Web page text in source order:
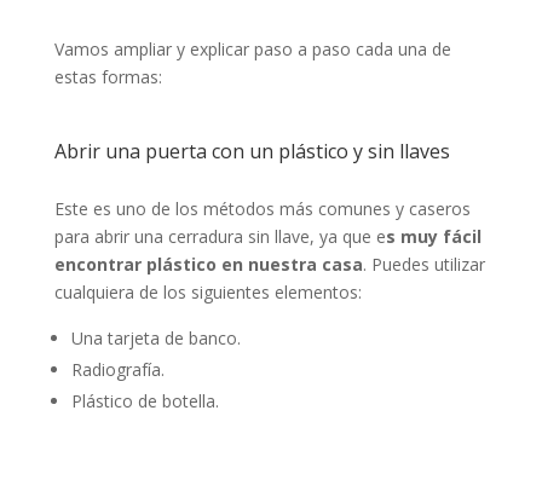
Vamos ampliar y explicar paso a paso cada una de
estas formas:
Abrir una puerta con un plástico y sin llaves
Este es uno de los métodos más comunes y caseros
para abrir una cerradura sin llave, ya que es muy fácil
encontrar plástico en nuestra casa. Puedes utilizar
cualquiera de los siguientes elementos:
Una tarjeta de banco.
Radiografía.
Plástico de botella.